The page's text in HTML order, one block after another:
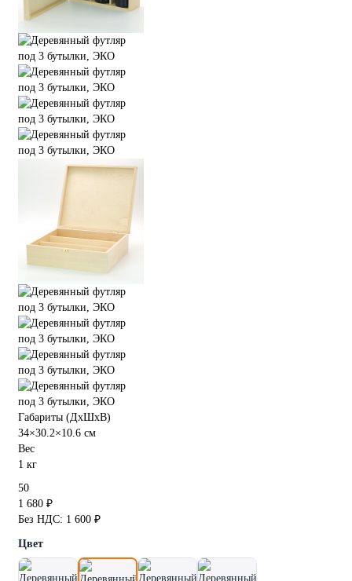
Габариты (ДхШхВ)
34×30.2×10.6 см
Вес
1 кг
50
1 680 ₽
Без НДС: 1 600 ₽
Цвет